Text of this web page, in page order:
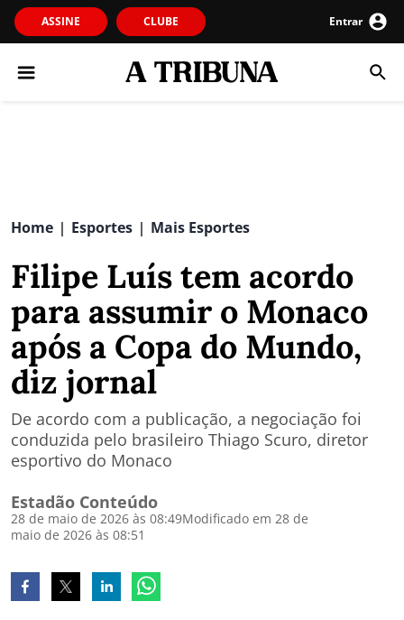
ASSINE CLUBE Entrar
Home | Esportes | Mais Esportes
Filipe Luís tem acordo
para assumir o Monaco
após a Copa do Mundo,
diz jornal
De acordo com a publicação, a negociação foi
conduzida pelo brasileiro Thiago Scuro, diretor
esportivo do Monaco
Estadão Conteúdo
28 de maio de 2026 às 08:49Modificado em 28 de
maio de 2026 às 08:51